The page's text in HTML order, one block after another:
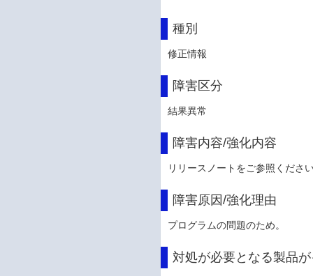
種別
修正情報
障害区分
結果異常
障害内容/強化内容
リリースノートをご参照くださ
障害原因/強化理由
プログラムの問題のため。
対処が必要となる製品